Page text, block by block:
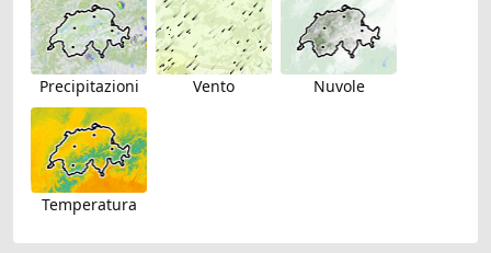
Precipitazioni Vento Nuvole
Temperatura